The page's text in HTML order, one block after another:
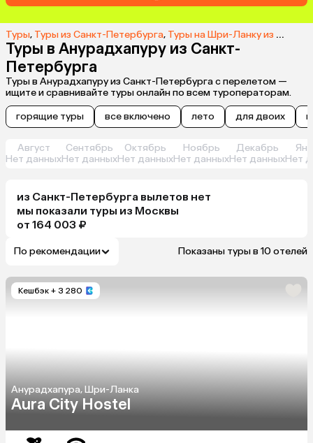
Туры, Туры из Санкт-Петербурга, Туры на Шри-Ланку из Санкт-Петербурга
Туры в Анурадхапуру из Санкт-
Петербурга
Туры в Анурадхапуру из Санкт-Петербурга с перелетом —
ищите и сравнивайте туры онлайн по всем туроператорам.
горящие туры
все включено лето для двоих
Август
Нет данных
Сентябрь
Нет данных
Октябрь
Нет данных
Ноябрь
Нет данных
Декабрь
Нет данныхНет
из Санкт-Петербурга вылетов нет
мы показали туры из Москвы
от 164 003 ₽
По рекомендации Показаны туры в 10 отелей
Кешбэк + 3 280
Анурадхапура, Шри-Ланка
Aura City Hostel